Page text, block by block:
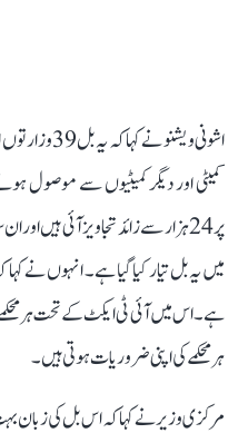
اشونی ویشنو
کمیٹی اور دیگر کمیٹیوں سے موصول
پر 24 ہزار سے زائد تجاویز آئی ہیں
میں یہ بل تیار کیا گیا ہے۔ انہوں نے کہا
ہے۔ اس میں آئی ٹی ایکٹ کے تحت ہر محکمے
ہر محکمے کی اپنی ضروریات ہوتی ہیں۔
مرکزی وزیر نے کہا کہ اس بل کی زبان